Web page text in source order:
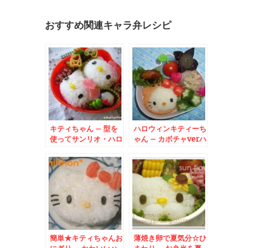
おすすめ関連キャラ弁レシピ
キティちゃん – 型を
使ってサンリオ・ハロ
ハロウィンキティーち
ゃん – カボチャverハ
簡単★キティちゃんお
薄焼き卵で夏気分☆ひ